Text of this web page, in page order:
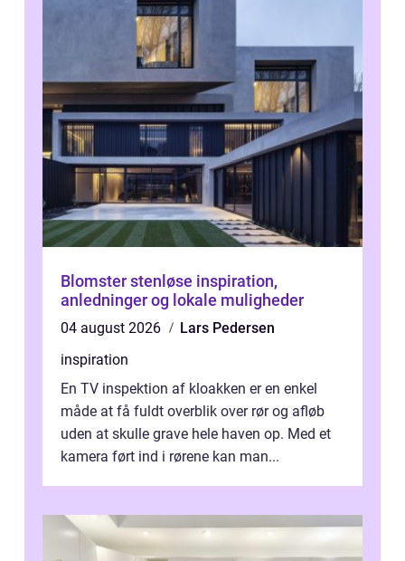
Blomster stenløse inspiration,
anledninger og lokale muligheder
04 august 2026
Lars Pedersen
inspiration
En TV inspektion af kloakken er en enkel
måde at få fuldt overblik over rør og afløb
uden at skulle grave hele haven op. Med et
kamera ført ind i rørene kan man...